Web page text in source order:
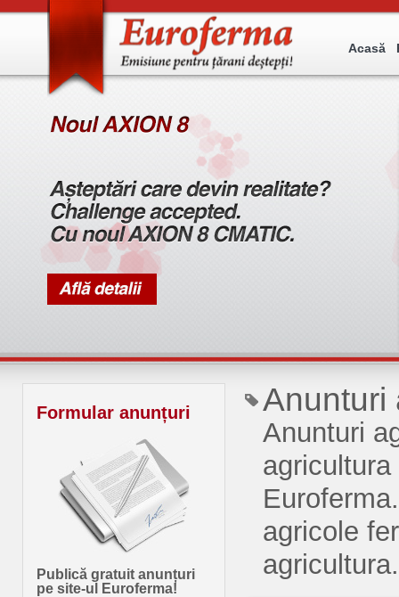
Acasă
Formular anunțuri
Publică gratuit anunțuri
pe site-ul Euroferma!
Anunturi
Anunturi
agricole
agricultura.